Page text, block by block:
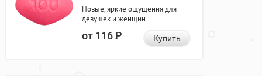
Новые, яркие ощущения для
девушек и женщин.
от 116Р Купить